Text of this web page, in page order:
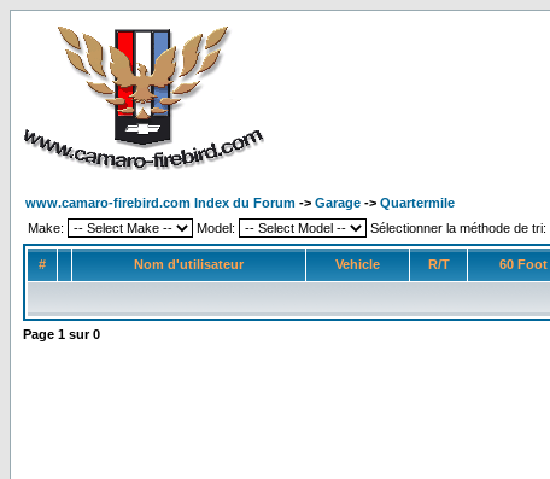
www.camaro-firebird.com Index du Forum -> Garage -> Quartermile
Make:
Model: Sélectionner la méthode de tri:
# Nom d'utilisateur Vehicle R/T 60 Foot
Page 1 sur0